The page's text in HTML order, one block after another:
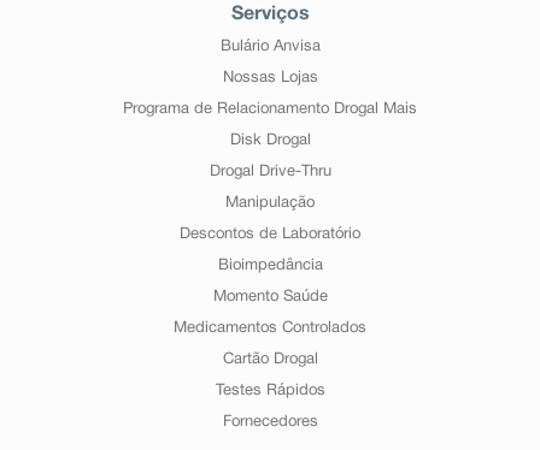
Serviços
Bulário Anvisa
Nossas Lojas
Programa de Relacionamento Drogal Mais
Disk Drogal
Drogal Drive-Thru
Manipulação
Descontos de Laboratório
Bioimpedância
Momento Saúde
Medicamentos Controlados
Cartão Drogal
Testes Rápidos
Fornecedores